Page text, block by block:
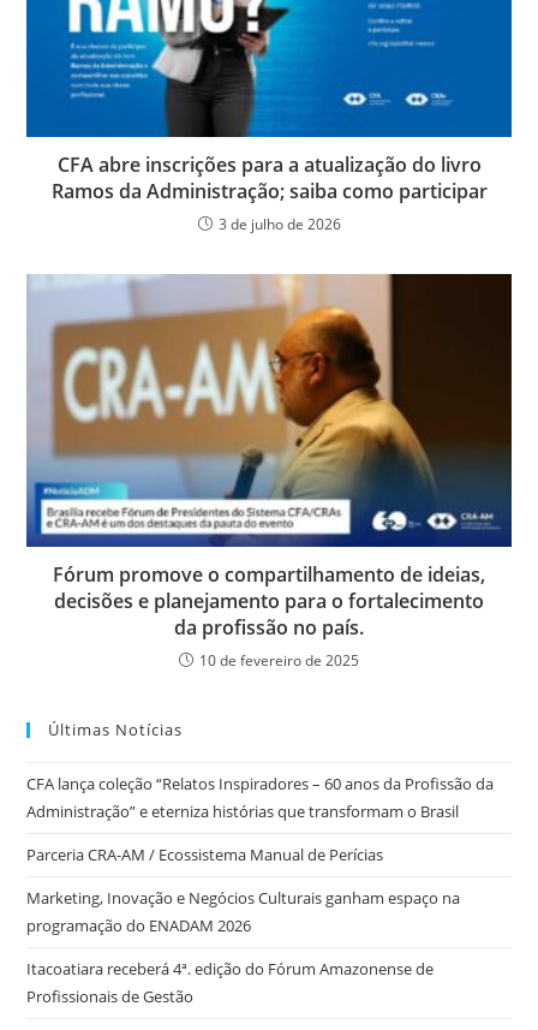
CFA abre inscrições para a atualização do livro
Ramos da Administração; saiba como participar
3 de julho de 2026
Fórum promove o compartilhamento de ideias,
decisões e planejamento para o fortalecimento
da profissão no país.
10 de fevereiro de 2025
Últimas Notícias
CFA lança coleção “Relatos Inspiradores – 60 anos da Profissão da
Administração” e eterniza histórias que transformam o Brasil
Parceria CRA-AM / Ecossistema Manual de Perícias
Marketing, Inovação e Negócios Culturais ganham espaço na
programação do ENADAM 2026
Itacoatiara receberá 4ª. edição do Fórum Amazonense de
Profissionais de Gestão